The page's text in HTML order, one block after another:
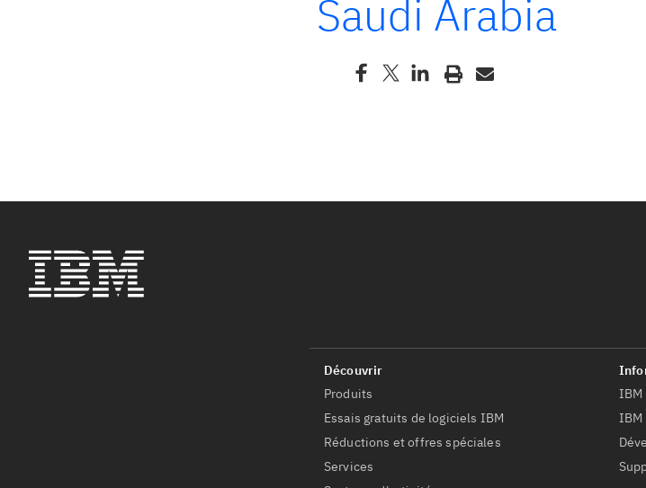
Saudi Arabia
Produits
Essais gratuits de logiciels IBM
Réductions et offres spéciales
Services
IBM
IBM